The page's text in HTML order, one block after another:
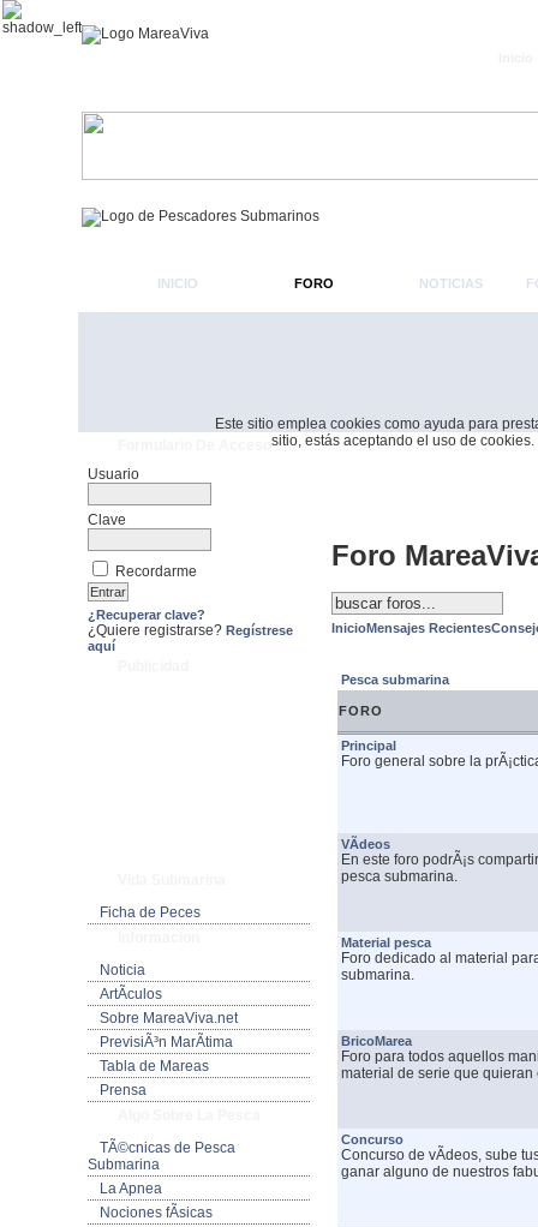
Este sitio emplea cookies como ayuda para
sitio, estás aceptando el uso de cookies.
INICIO FORO NOTICIAS
Usuario
Clave
Recordarme
¿Recuperar clave?
¿Quiere registrarse? Regístrese
aquí
Ficha de Peces
Noticia
ArtÃ­culos
Sobre MareaViva.net
PrevisiÃ³n MarÃ­tima
Tabla de Mareas
Prensa
TÃ©cnicas de Pesca
Submarina
La Apnea
Nociones fÃ­sicas
Foro
InicioMensajes Recientes
Pesca submarina
FORO
Principal
Foro general sobre la
VÃ­deos
En este foro podrÃ¡s
pesca submarina.
Material pesca
Foro dedicado al material
submarina.
BricoMarea
Foro para todos aquellos
material de serie que
Concurso
Concurso de vÃ­deos, sube
ganar alguno de nuestros